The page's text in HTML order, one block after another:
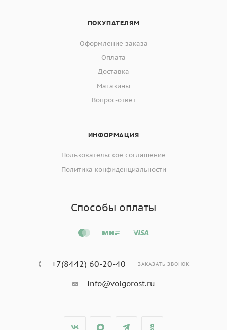
ПОКУПАТЕЛЯМ
Оформление заказа
Оплата
Доставка
Магазины
Вопрос-ответ
ИНФОРМАЦИЯ
Пользовательское соглашение
Политика конфиденциальности
Способы оплаты
+7(8442) 60-20-40 ЗАКАЗАТЬ ЗВОНОК
info@volgorost.ru